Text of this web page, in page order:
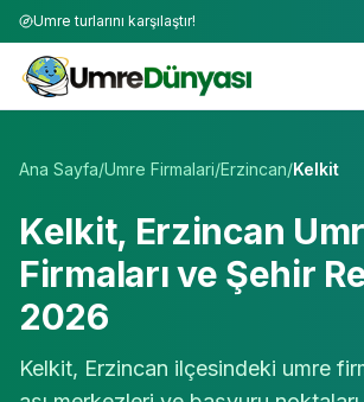
Umre turlarını karşılaştır!
Ana Sayfa/Umre Firmalari/Erzincan/Kelkit
Kelkit, Erzincan
Firmaları ve Şehir
2026
Kelkit, Erzincan ilçesindeki umre